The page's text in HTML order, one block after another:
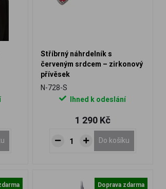
Stříbrný náhrdelník s
červeným srdcem – zirkonový
přívěsek
N-728-S
Ihned k odeslání
1 290 Kč
Do košíku
Doprava zdarma